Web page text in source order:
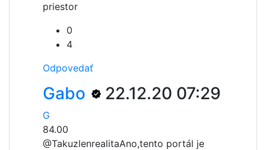
priestor
0
4
Odpovedať
Gabo 22.12.20 07:29
G
84.00
@TakuzlenrealitaAno,tento portál je